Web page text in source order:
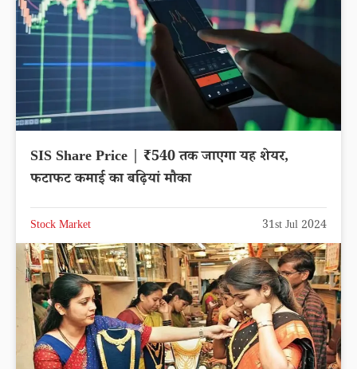
SIS Share Price | ₹540 तक जाएगा यह शेयर,
फटाफट कमाई का बढ़ियां मौका
Stock Market 31st Jul 2024